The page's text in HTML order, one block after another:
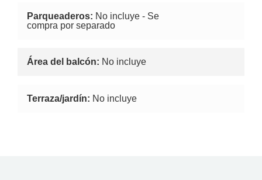
Parqueaderos: No incluye - Se
compra por separado
Área del balcón: No incluye
Terraza/jardín: No incluye